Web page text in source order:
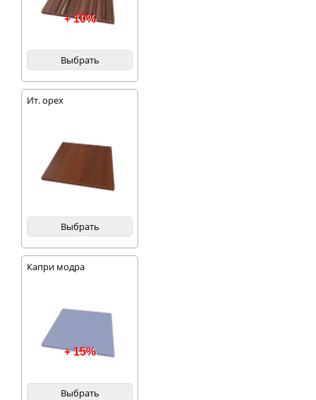
+ 10%
Выбрать
Ит. орех
Выбрать
Капри модра
+ 15%
Выбрать